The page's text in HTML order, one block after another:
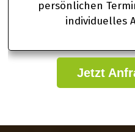
persönlichen
individuelles
Jetzt